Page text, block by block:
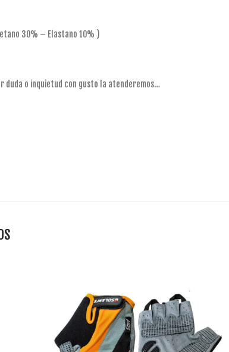
30% – Elastano 10% )
duda o inquietud con gusto la atenderemos…